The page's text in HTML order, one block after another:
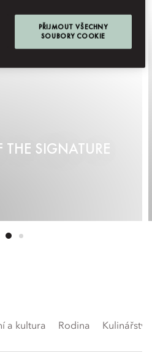
SIGNATURE
a kultura Rodina Kulinářství
PŘIJMOUT VŠECHNY
SOUBORY COOKIE